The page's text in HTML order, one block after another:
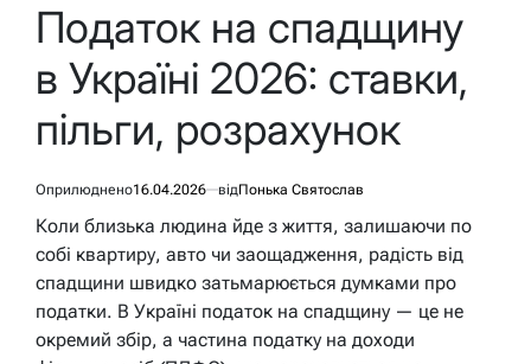
Податок на спадщину
в Україні 2026: ставки,
пільги, розрахунок
Оприлюднено16.04.2026 відПонька Святослав
Коли близька людина йде з життя, залишаючи по
собі квартиру, авто чи заощадження, радість від
спадщини швидко затьмарюється думками про
податки. В Україні податок на спадщину — це не
окремий збір, а частина податку на доходи